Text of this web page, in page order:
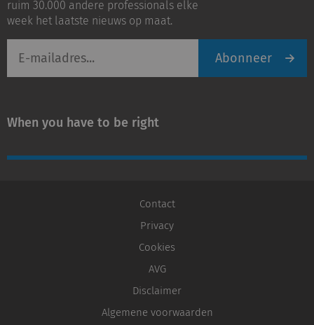
ruim 30.000 andere professionals elke
week het laatste nieuws op maat.
mailadres
Abonneer
When you have to be right
Contact
Privacy
Cookies
AVG
Disclaimer
Algemene voorwaarden